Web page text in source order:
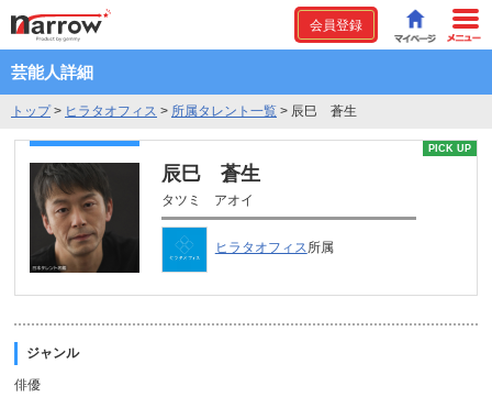
会員登録
芸能人詳細
トップ> ヒラタオフィス > 所属タレント一覧 > 辰巳 蒼生
PICK UP
辰巳 蒼生
タツミ アオイ
ヒラタオフィス所属
ジャンル
俳優